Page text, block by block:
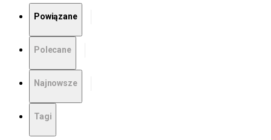
Powiązane
Polecane
Najnowsze
Tagi